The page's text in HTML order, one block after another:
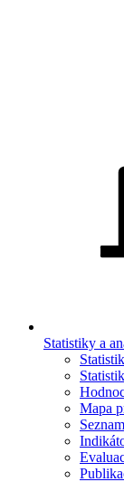
Statistiky a
Mapa